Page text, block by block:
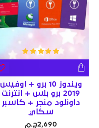
ويندوز 10 برو + اوفيس
2019 برو بلس + انترنت
داونلود منجر + كاسبر
سكاي
2,690ج.م